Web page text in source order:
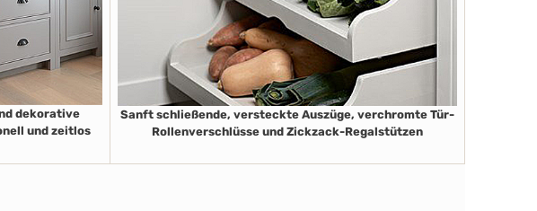
dekorative
und zeitlos
Sanft schließende, versteckte Auszüge, verchromte Tür-
Rollenverschlüsse und Zickzack-Regalstützen